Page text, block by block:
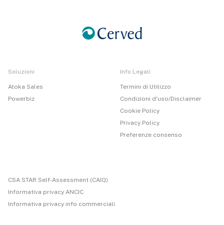
Soluzioni
Atoka Sales
Powerbiz
Info Legali
Termini di Utilizzo
Condizioni d'uso/Disclaimer
Cookie Policy
Privacy Policy
Preferenze consenso
CSA STAR Self-Assessment (CAIQ)
Informativa privacy ANCIC
Informativa privacy info commerciali